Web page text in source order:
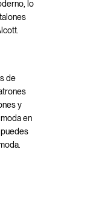
lo
de
y
en